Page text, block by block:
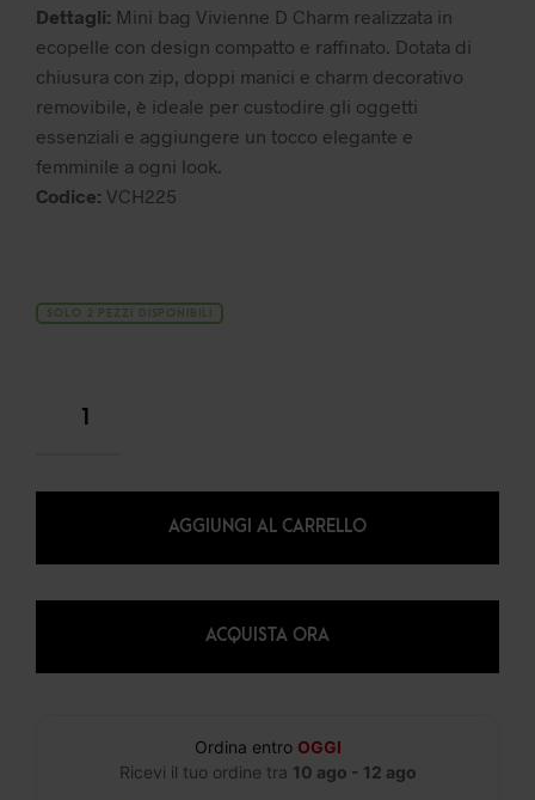
Dettagli: Mini bag Vivienne D Charm realizzata in
ecopelle con design compatto e raffinato. Dotata di
chiusura con zip, doppi manici e charm decorativo
removibile, è ideale per custodire gli oggetti
essenziali e aggiungere un tocco elegante e
femminile a ogni look.
Codice: VCH225
SOLO 2 PEZZI DISPONIBILI
AGGIUNGI AL CARRELLO
ACQUISTA ORA
Ordina entro OGGI
Ricevi il tuo ordine tra 10 ago - 12 ago